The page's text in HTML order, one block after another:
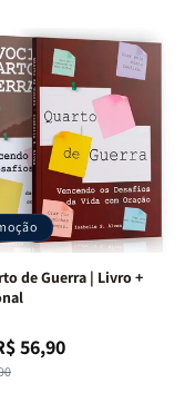
de Guerra | Livro +
56,90